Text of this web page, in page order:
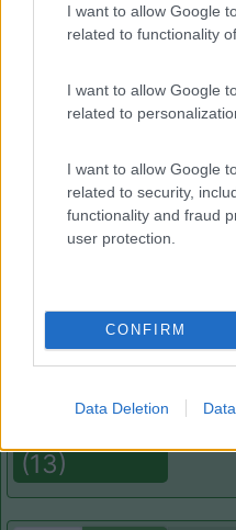
I want to allow Google
related to functionality
I want to allow Google
related to
I want to allow Google
related to security,
functionality and fraud
user protection.
CONFIRM
Data Deletion
9
(20)
Area
7.8
(13)